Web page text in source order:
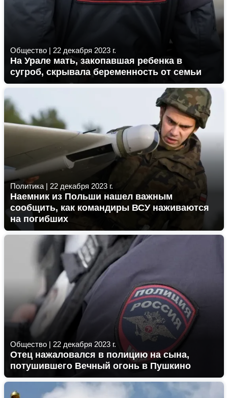
Общество | 22 декабря 2023 г.
На Урале мать, закопавшая ребенка в
сугроб, скрывала беременность от семьи
Политика | 22 декабря 2023 г.
Наемник из Польши нашел важным
сообщить, как командиры ВСУ наживаются
на погибших
Общество | 22 декабря 2023 г.
Отец нажаловался в полицию на сына,
потушившего Вечный огонь в Пушкино